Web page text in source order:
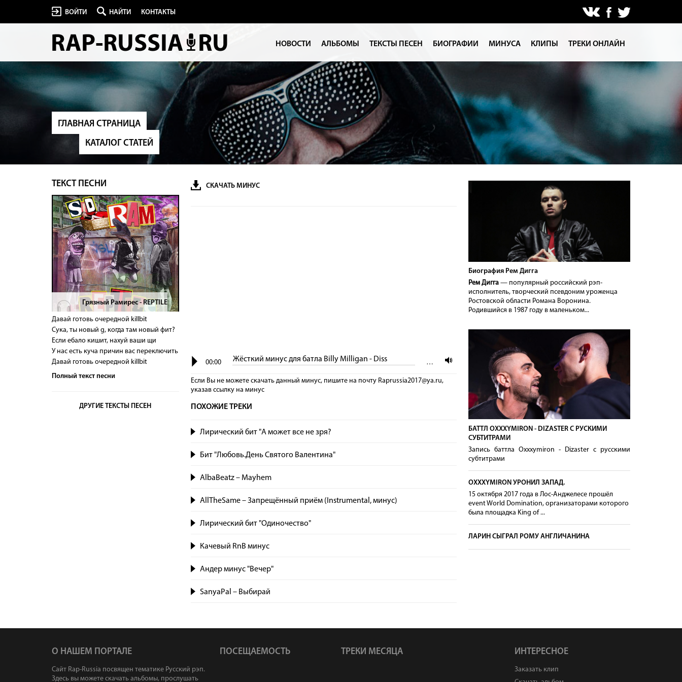
ВОЙТИ НАЙТИ КОНТАКТЫ
НОВОСТИ АЛЬБОМЫ ТЕКСТЫ ПЕСЕН БИОГРАФИИ МИНУСА КЛИПЫ ТРЕКИ ОНЛАЙН
ГЛАВНАЯ СТРАНИЦА
КАТАЛОГ СТАТЕЙ
ТЕКСТ ПЕСНИ
> Грязный Рамирес - REPTILE
Давай готовь очередной killbit
Сука, ты новый g, когда там новый фит?
Если ебало кишит, нахуй ваши щи
У нас есть куча причин вас переключить
Давай готовь очередной killbit
Полный текст песни
ДРУГИЕ ТЕКСТЫ ПЕСЕН
СКАЧАТЬ МИНУС
Жёсткий минус для батла Billy Milligan - Diss
00:00 …
Если Вы не можете скачать данный минус, пишите на почту Raprussia2017@ya.ru,
указав сcылку на минус
ПОХОЖИЕ ТРЕКИ
Лирический бит "А может все не зря?
Бит "Любовь.День Святого Валентина"
AlbaBeatz – Mayhem
AllTheSame – Запрещённый приём (Instrumental, минус)
Лирический бит "Одиночество"
Качевый RnB минус
Андер минус "Вечер"
SanyaPal – Выбирай
Биография Рем Дигга
Рем Дигга— популярный российский рэп-
исполнитель, творческий псевдоним уроженца
Ростовской области Романа Воронина.
Родившийся в 1987 году в маленьком...
БАТТЛ OXXXYMIRON - DIZASTER С РУСКИМИ
СУБТИТРАМИ
Запись баттла Oxxxymiron - Dizaster с русскими
субтитрами
OXXXYMIRON УРОНИЛ ЗАПАД.
15 октября 2017 года в Лос-Анджелесе прошёл
event World Domination, организаторами которого
была площадка King of ...
ЛАРИН СЫГРАЛ РОМУ АНГЛИЧАНИНА
О НАШЕМ ПОРТАЛЕ
Сайт Rap-Russia посвящен тематике Русский рэп.
Здесь вы можете скачать альбомы, прослушать
ПОСЕЩАЕМОСТЬ ТРЕКИ МЕСЯЦА ИНТЕРЕСНОЕ
Заказать клип